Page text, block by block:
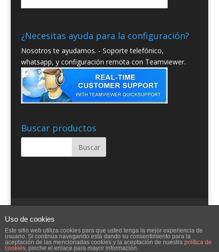
¿Necesitas ayuda para la configuración?
Nosotros te ayudamos. - Soporte telefónico,
whatsapp, y configuración remota con Teamviewer.
Buscar productos
Contacto
Uso de cookies
Este sitio web utiliza cookies para que usted tenga la mejor experiencia de
usuario. Si continúa navegando está dando su consentimiento para la
aceptación de las mencionadas cookies y la aceptación de nuestra política de
cookies, pinche el enlace para mayor información.